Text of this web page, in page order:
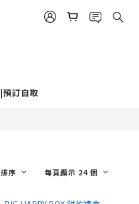
訂自取
序 每頁顯示 24 個